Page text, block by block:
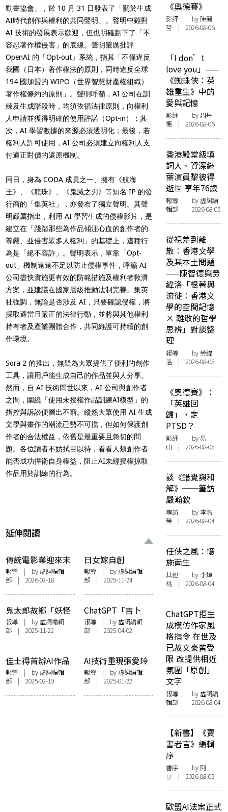
動畫協會」，於 10 月 31 日發表了「關於生成
AI時代創作與權利的共同聲明」。聲明中雖對
AI 技術的發展表示歡迎，但也明確劃下了「不
容忍著作權侵害」的底線。聲明嚴厲批評
OpenAI 的「Opt-out」系統，指其「不僅違反
我國（日本）著作權法的原則，同時違反全球
194 國加盟的 WIPO（世界智慧財產權組織）
著作權條約的原則」。聲明呼籲，AI 公司在訓
練及生成階段時，均須依循法律原則，向權利
人申請並獲得明確的使用許諾（Opt-in）；其
次，AI 學習數據的來源必須透明化；最後，若
權利人許可使用，AI 公司必須建立向權利人支
付適正對價的還原機制。
同日，身為 CODA 成員之一、擁有《航海
王》、《龍珠》、《鬼滅之刃》等知名 IP 的發
行商的「集英社」，亦發布了獨立聲明。其聲
明嚴厲指出，利用 AI 學習生成的侵權影片，是
建立在「踐踏那些為作品傾注心血的創作者的
尊嚴、並侵害眾多人權利」的基礎上，這種行
為是「絕不容許」。聲明表示，單靠「Opt-
out」機制遠遠不足以防止侵權事件，呼籲 AI
公司盡快實施更有效的防範措施及權利者救濟
方案，並建議在國家層級推動法制完善。集英
社強調，無論是否涉及 AI，只要確認侵權，將
採取適當且嚴正的法律行動，並將與其他權利
持有者及產業團體合作，共同維護可持續的創
作環境。
Sora 2 的推出，無疑為大眾提供了便利的創作
工具，讓用戶能生成自己的作品並與人分享。
然而，自 AI 技術問世以來，AI 公司與創作者
之間，圍繞「使用未授權作品訓練AI模型」的
指控與訴訟便層出不窮。縱然大眾使用 AI 生成
文學與畫作的潮流已勢不可擋，但如何保護創
作者的合法權益，依舊是最重要且急切的問
題。各位讀者不妨拭目以待，看看人類創作者
能否成功捍衛自身權益，阻止AI未經授權掠取
作品用於訓練的行為。
延伸閱讀
傳統電影業迎來末
日？AI Seedance
2.0讓一人劇組成可
能 衝擊全球影視製
作與觀念
報導 | by 虛詞編輯
部 | 2026-02-18
日女嫁自創
ChatGPT男友 專家
憂「AI精神病」浮
現 將模糊虛實界線
報導| by 虛詞編輯
部 | 2025-11-24
鬼太郎故鄉「妖怪
川柳大賽」明年起
停辦 評審稱難辨人
類還是AI作品 廿年
歷史將成絕響
報導 | by 虛詞編輯
部 | 2025-11-22
ChatGPT「吉卜
力」風格圖湧現 人
人都可以成為藝術
家？ 藝術品價值又
何去何從？
報導| by 虛詞編輯
部 | 2025-04-02
佳士得首辦AI作品
拍賣會 引逾6千名
藝術家聯署反對並
指控「集體盜竊」
報導 | by 虛詞編輯
部 | 2025-02-19
AI技術重現張愛玲
美國生活 獲多地文
化人關注熱議
報導| by 虛詞編輯
部 | 2025-01-22
《奧德賽》
影評 | by 陳麗
芬 | 2026-08-06
「I don’t
love you」——
《蜘蛛俠：英
雄重生》中的
愛與記憶
影評 | by周丹
楓 | 2026-08-06
香港殿堂級填
詞人、資深綠
葉演員黎彼得
逝世 享年76歲
報導 | by 虛詞編
輯部 | 2026-08-05
從視差到離
散：香港文學
及其本土問題
——陳智德與勞
緯洛「根著與
流徙：香港文
學的空間記憶
× 離散的哲學
思辨」對談整
理
報導 | by 勞緯
洛 | 2026-08-05
《奧德賽》：
「英雄回
歸」，定
PTSD？
影評 | by 易
山 | 2026-08-05
談《錯覺與和
解》──筆訪
嚴瀚欽
專訪 | by 李浩
榮 | 2026-08-04
任俠之風：憶
施南生
其他 | by 李焯
桃 | 2026-08-04
ChatGPT拒生
成模仿作家風
格指令 在世及
已故文豪皆受
限 改提供相近
氛圍「原創」
文字
報導 | by 虛詞編
輯部 | 2026-08-04
【新書】《賣
書者言》編輯
序
書序 | by 阿
豆 | 2026-08-03
歐盟AI法案正式